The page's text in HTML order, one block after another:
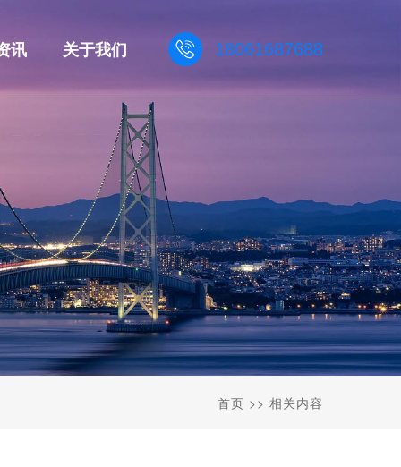
讯 关于我们 18061687688
首页 >> 相关内容